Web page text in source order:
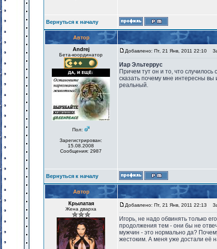
Вернуться к началу
Автор
Andrej
Бета-координатор
Пол:
Зарегистрирован:
15.08.2008
Сообщения: 2987
Добавлено: Пт, 21 Янв, 2011 22:10
Иар Эльтеррус
Причем тут он и то, что
сказать почему мне интересны
реальный.
Вернуться к началу
Автор
Крылатая
Жена дварха
Добавлено: Пт, 21 Янв, 2011 22:13
Игорь, не надо обвинять только
продолжения тем - они бы не
мужчин - это нормально да?
жестоким. А меня уже достали её